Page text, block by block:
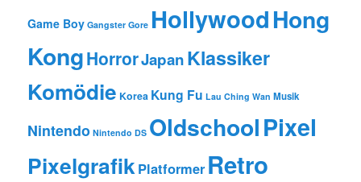
Game Boy Gangster Gore HollywoodHong
KongHorrorJapanKlassiker
Komödie Korea Kung Fu Lau Ching Wan Musik
Nintendo Nintendo DS OldschoolPixel
PixelgrafikPlatformer Retro